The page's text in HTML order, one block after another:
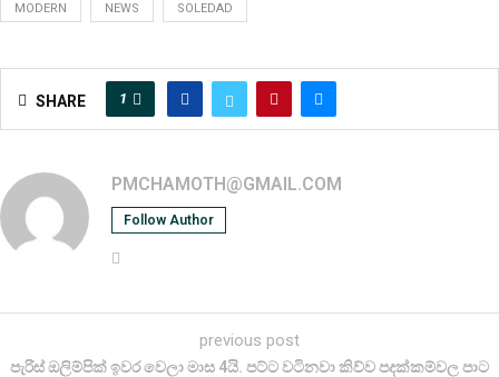
MODERN NEWS SOLEDAD
SHARE 1
PMCHAMOTH@GMAIL.COM
Follow Author
previous post
පැරිස් ඔලිම්පික් ඉවර වෙලා මාස 4යි. පට්ට වටිනවා කිව්ව පදක්කම්වල පාට